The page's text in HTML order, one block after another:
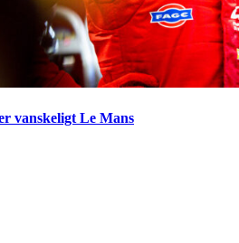
vanskeligt Le Mans